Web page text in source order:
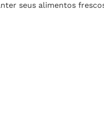
seus alimentos